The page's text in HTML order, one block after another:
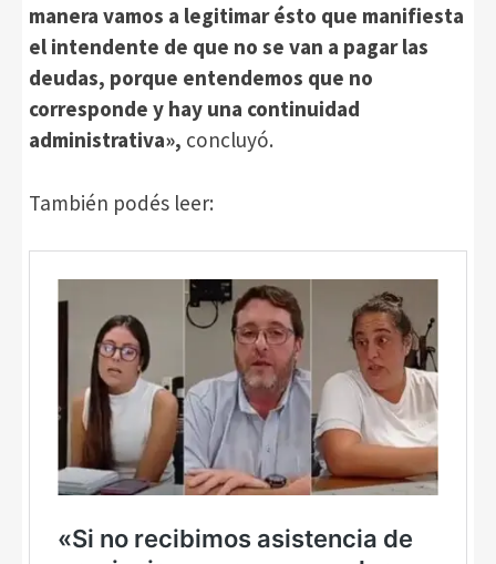
manera vamos a legitimar ésto que manifiesta
el intendente de que no se van a pagar las
deudas, porque entendemos que no
corresponde y hay una continuidad
administrativa», concluyó.
También podés leer: